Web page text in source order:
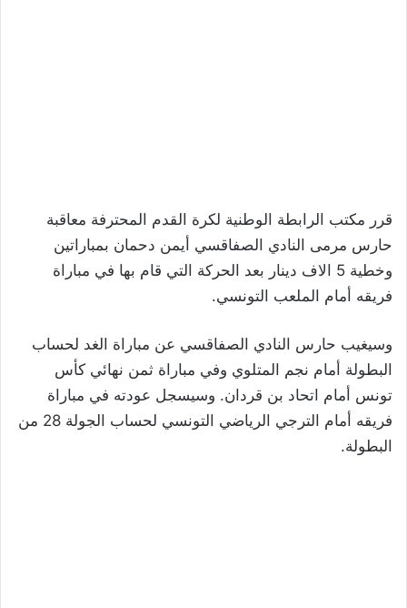
قرر مكتب الرابطة الوطنية لكرة القدم المحترفة معاقبة
حارس مرمى النادي الصفاقسي أيمن دحمان بمباراتين
وخطية 5 الاف دينار بعد الحركة التي قام بها في مباراة
فريقه أمام الملعب التونسي.
وسيغيب حارس النادي الصفاقسي عن مباراة الغد لحساب
البطولة أمام نجم المتلوي وفي مباراة ثمن نهائي كأس
تونس أمام اتحاد بن قردان. وسيسجل عودته في مباراة
فريقه أمام الترجي الرياضي التونسي لحساب الجولة 28 من
البطولة.